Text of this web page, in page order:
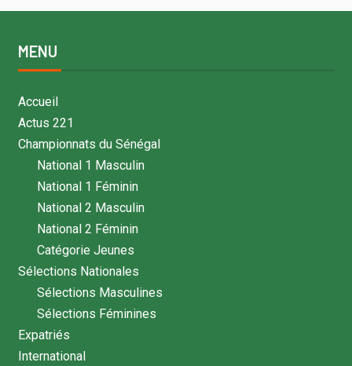
MENU
Accueil
Actus 221
Championnats du Sénégal
National 1 Masculin
National 1 Féminin
National 2 Masculin
National 2 Féminin
Catégorie Jeunes
Sélections Nationales
Sélections Masculines
Sélections Féminines
Expatriés
International